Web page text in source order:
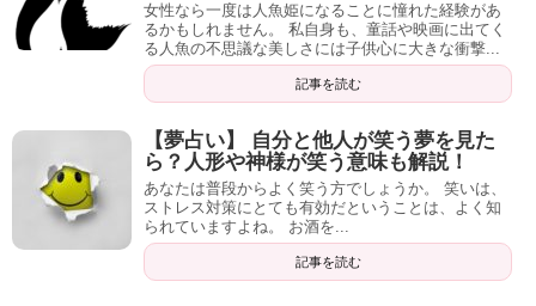
女性なら一度は人魚姫になることに憧れた経験があ
るかもしれません。 私自身も、童話や映画に出てく
る人魚の不思議な美しさには子供心に大きな衝撃...
記事を読む
【夢占い】 自分と他人が笑う夢を見た
ら？人形や神様が笑う意味も解説！
あなたは普段からよく笑う方でしょうか。 笑いは、
ストレス対策にとても有効だということは、よく知
られていますよね。 お酒を...
記事を読む